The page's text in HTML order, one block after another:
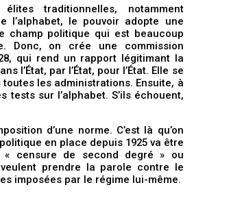
traditionnelles, notamment
l’alphabet, le pouvoir adopte une
champ politique qui est beaucoup
Donc, on crée une commission
qui rend un rapport légitimant la
l’État, par l’État, pour l’État. Elle se
les administrations. Ensuite, à
tests sur l’alphabet. S’ils échouent,
d’une norme. C’est là qu’on
en place depuis 1925 va être
« censure de second degré » ou
prendre la parole contre le
imposées par le régime lui-même.